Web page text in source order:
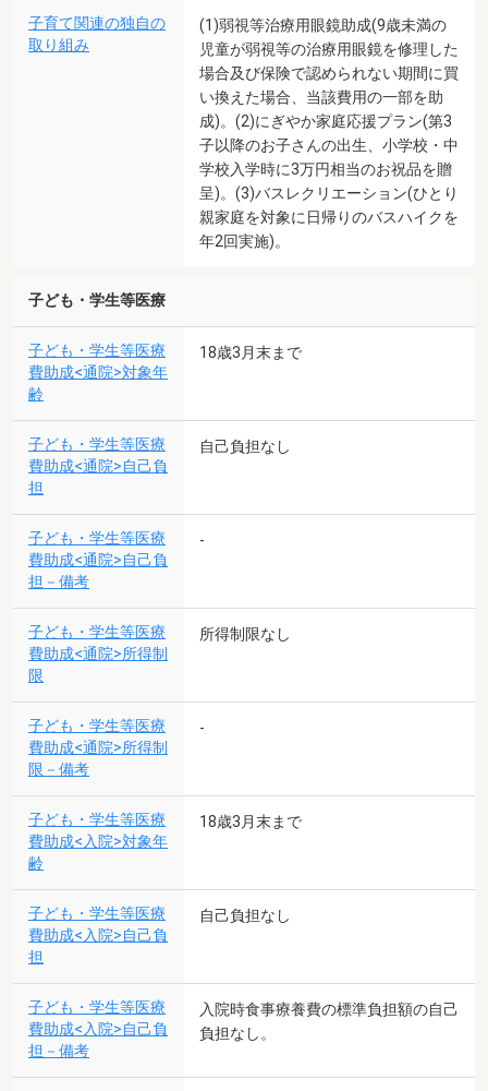
子育て関連の独自の
取り組み
(1)弱視等治療用眼鏡助成(9歳未満の
児童が弱視等の治療用眼鏡を修理した
場合及び保険で認められない期間に買
い換えた場合、当該費用の一部を助
成)。(2)にぎやか家庭応援プラン(第3
子以降のお子さんの出生、小学校・中
学校入学時に3万円相当のお祝品を贈
呈)。(3)バスレクリエーション(ひとり
親家庭を対象に日帰りのバスハイクを
年2回実施)。
子ども・学生等医療
子ども・学生等医療
費助成<通院>対象年
齢
18歳3月末まで
子ども・学生等医療
費助成<通院>自己負
担
自己負担なし
子ども・学生等医療
費助成<通院>自己負
担－備考
-
子ども・学生等医療
費助成<通院>所得制
限
所得制限なし
子ども・学生等医療
費助成<通院>所得制
限－備考
-
子ども・学生等医療
費助成<入院>対象年
齢
18歳3月末まで
子ども・学生等医療
費助成<入院>自己負
担
自己負担なし
子ども・学生等医療
費助成<入院>自己負
担－備考
入院時食事療養費の標準負担額の自己
負担なし。